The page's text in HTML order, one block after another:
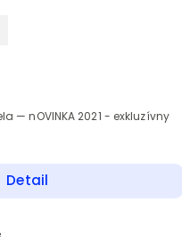
Detail
— nOVINKA 2021 - exkluzívny